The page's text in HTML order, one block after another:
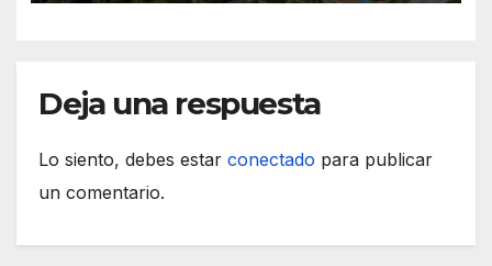
Deja una respuesta
Lo siento, debes estar conectado para publicar
un comentario.